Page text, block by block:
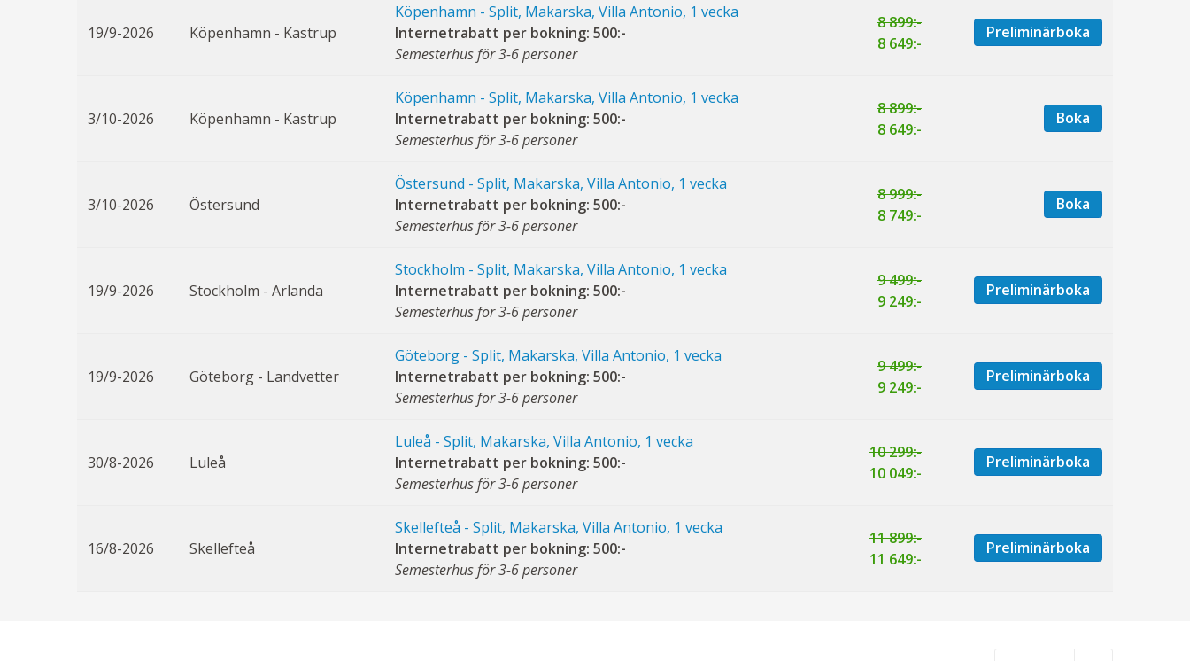
19/9-2026 Köpenhamn - Kastrup
Köpenhamn - Split, Makarska, Villa Antonio, 1 vecka
Internetrabatt per bokning: 500:-
Semesterhus för 3-6 personer
8 899:-
8 649:-
Preliminärboka
3/10-2026 Köpenhamn - Kastrup
Köpenhamn - Split, Makarska, Villa Antonio, 1 vecka
Internetrabatt per bokning: 500:-
Semesterhus för 3-6 personer
8 899:-
8 649:-
Boka
3/10-2026 Östersund
Östersund - Split, Makarska, Villa Antonio, 1 vecka
Internetrabatt per bokning: 500:-
Semesterhus för 3-6 personer
8 999:-
8 749:-
Boka
19/9-2026 Stockholm - Arlanda
Stockholm - Split, Makarska, Villa Antonio, 1 vecka
Internetrabatt per bokning: 500:-
Semesterhus för 3-6 personer
9 499:-
9 249:-
Preliminärboka
19/9-2026 Göteborg - Landvetter
Göteborg - Split, Makarska, Villa Antonio, 1 vecka
Internetrabatt per bokning: 500:-
Semesterhus för 3-6 personer
9 499:-
9 249:-
Preliminärboka
30/8-2026 Luleå
Luleå - Split, Makarska, Villa Antonio, 1 vecka
Internetrabatt per bokning: 500:-
Semesterhus för 3-6 personer
10 299:-
10 049:-
Preliminärboka
16/8-2026 Skellefteå
Skellefteå - Split, Makarska, Villa Antonio, 1 vecka
Internetrabatt per bokning: 500:-
Semesterhus för 3-6 personer
11 899:-
11 649:-
Preliminärboka